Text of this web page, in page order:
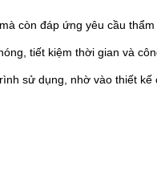
còn đáp ứng yêu cầu
tiết kiệm thời gian và
sử dụng, nhờ vào thiết kế